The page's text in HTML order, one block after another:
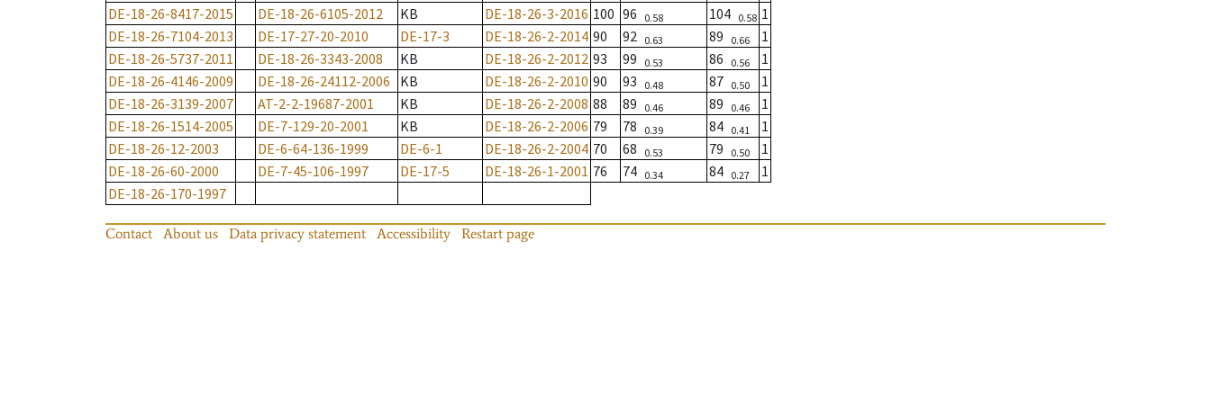
DE-18-26-8417-2015
DE-18-26-6105-2012 KB DE-18-26-3-2016 100 96 0.58 104 0.58 1
DE-18-26-7104-2013
DE-17-27-20-2010 DE-17-3 DE-18-26-2-2014 90 92 0.63 89 0.66
1
DE-18-26-5737-2011
DE-18-26-3343-2008 KB DE-18-26-2-2012 93 99 0.53 86 0.56
1
DE-18-26-4146-2009
DE-18-26-24112-2006 KB DE-18-26-2-2010 90 93 0.48 87 0.50
1
DE-18-26-3139-2007
AT-2-2-19687-2001 KB DE-18-26-2-2008 88 89 0.46 89 0.46
1
DE-18-26-1514-2005
DE-7-129-20-2001 KB DE-18-26-2-2006 79 78 0.39 84 0.41
1
DE-18-26-12-2003
DE-6-64-136-1999 DE-6-1 DE-18-26-2-2004 70 68 0.53 79 0.50
1
DE-18-26-60-2000
DE-7-45-106-1997 DE-17-5 DE-18-26-1-2001 76 74 0.34 84 0.27
1
DE-18-26-170-1997
Contact About us Data privacy statement Accessibility Restart page